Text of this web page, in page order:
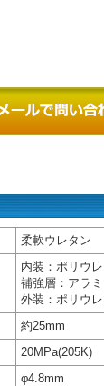
柔軟ウレタン
内装：ポリウ
補強層：アラ
外装：ポリウ
約25mm
20MPa(205K)
φ4.8mm